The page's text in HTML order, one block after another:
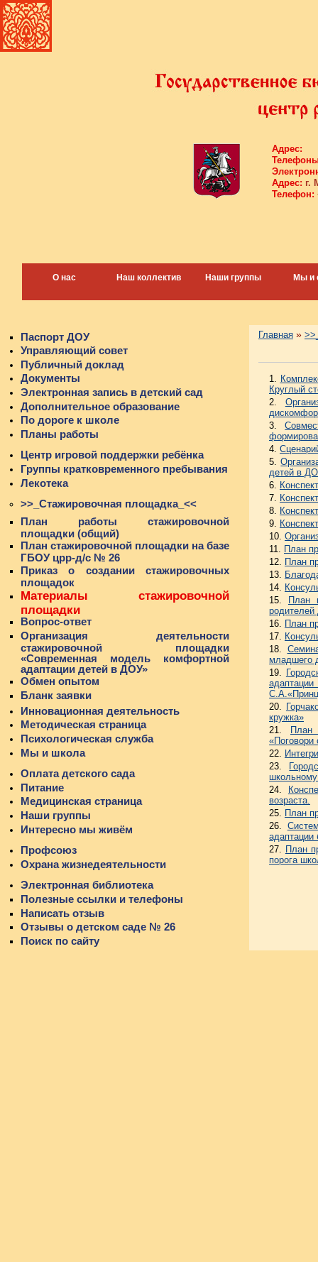
Адрес:
Адрес: г.
Телефон:
О нас Наш коллектив Наши группы Мы и
Паспорт ДОУ
Управляющий совет
Публичный доклад
Документы
Электронная запись в детский сад
Дополнительное образование
По дороге к школе
Планы работы
Центр игровой поддержки ребёнка
Группы кратковременного пребывания
Лекотека
>>_Стажировочная площадка_<<
План работы стажировочной
площадки (общий)
План стажировочной площадки на базе
ГБОУ црр-д/с № 26
Приказ о создании стажировочных
площадок
Материалы стажировочной
площадки
Вопрос-ответ
Организация деятельности
стажировочной площадки
«Современная модель комфортной
адаптации детей в ДОУ»
Обмен опытом
Бланк заявки
Инновационная деятельность
Методическая страница
Психологическая служба
Мы и школа
Оплата детского сада
Питание
Медицинская страница
Наши группы
Интересно мы живём
Профсоюз
Охрана жизнедеятельности
Электронная библиотека
Полезные ссылки и телефоны
Написать отзыв
Отзывы о детском саде № 26
Поиск по сайту
Главная »
1.
Круглый
2.
3.
4.
5.
детей в
6.
7.
8.
9.
10.
11. План
12. План
13.
14.
15.
План
родителей
16. План
17.
18.
младшего
19.
20.
кружка»
21.
План
22.
23.
24.
возраста.
25. План
26.
адаптации
27. План
порога